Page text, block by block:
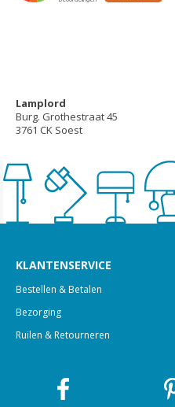
Lamplord
Burg. Grothestraat 45
3761 CK Soest
KLANTENSERVICE
Bestellen & Betalen
Bezorging
Ruilen & Retourneren